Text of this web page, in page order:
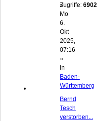
»
Mo
6.
Okt
2025,
07:16
»
in
Baden-
Württemberg
Zugriffe: 6902
Bernd
Tesch
verstorben...